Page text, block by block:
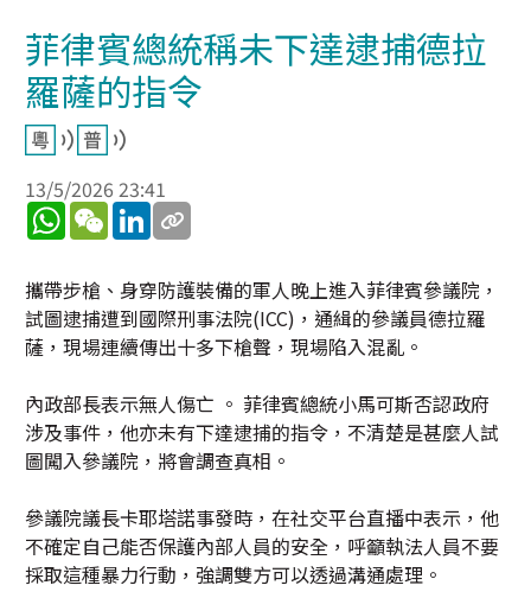
菲律賓總統稱未下達逮捕德拉
羅薩的指令
13/5/2026 23:41
WhatsApp
WeChatLinkedIn
攜帶步槍、身穿防護裝備的軍人晚上進入菲律賓參議院，
試圖逮捕遭到國際刑事法院(ICC)，通緝的參議員德拉羅
薩，現場連續傳出十多下槍聲，現場陷入混亂。
內政部長表示無人傷亡 。 菲律賓總統小馬可斯否認政府
涉及事件，他亦未有下達逮捕的指令，不清楚是甚麼人試
圖闖入參議院，將會調查真相。
參議院議長卡耶塔諾事發時，在社交平台直播中表示，他
不確定自己能否保護內部人員的安全，呼籲執法人員不要
採取這種暴力行動，強調雙方可以透過溝通處理。